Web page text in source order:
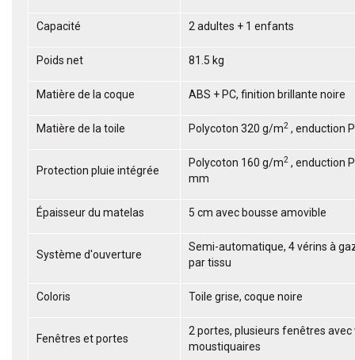
Capacité 2 adultes + 1 enfants
Poids net 81.5 kg
Matière de la coque ABS + PC, finition brillante noire
Matière de la toile Polycoton 320 g/m2 , enduction
Protection pluie intégrée
Polycoton 160 g/m2 , enduction
mm
Épaisseur du matelas 5 cm avec bousse amovible
Système d'ouverture
Semi-automatique, 4 vérins à
par tissu
Coloris Toile grise, coque noire
Fenêtres et portes
2 portes, plusieurs fenêtres avec
moustiquaires